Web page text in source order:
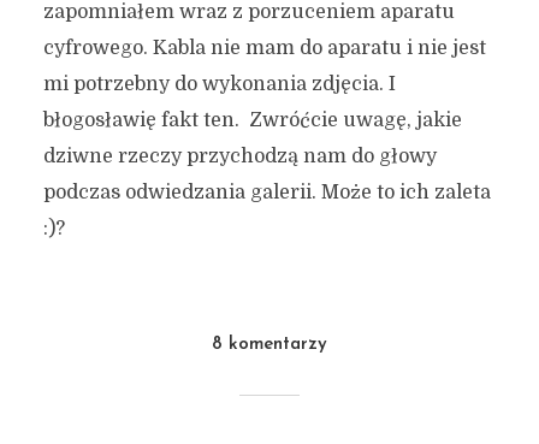
zapomniałem wraz z porzuceniem aparatu
cyfrowego. Kabla nie mam do aparatu i nie jest
mi potrzebny do wykonania zdjęcia. I
błogosławię fakt ten. Zwróćcie uwagę, jakie
dziwne rzeczy przychodzą nam do głowy
podczas odwiedzania galerii. Może to ich zaleta
:)?
8 komentarzy